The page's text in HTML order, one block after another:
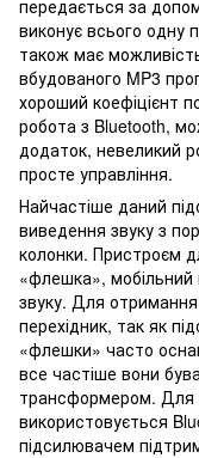
передається за
виконує всього одну
також має
вбудованого MP3
хороший коефіцієнт
робота з Bluetooth,
додаток, невеликий
просте управління.
Найчастіше даний
виведення звуку з
колонки. Пристроєм
«флешка», мобільний
звуку. Для
перехідник, так як
«флешки» часто
все частіше вони
трансформером. Для
використовується
підсилювачем